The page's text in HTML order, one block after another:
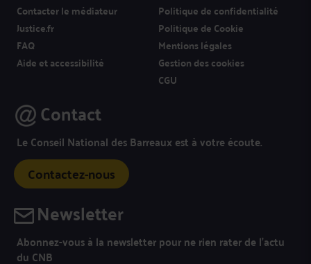
Contacter le médiateur
Justice.fr
FAQ
Aide et accessibilité
Politique de confidentialité
Politique de Cookie
Mentions légales
Gestion des cookies
CGU
Contact
Le Conseil National des Barreaux est à votre écoute.
Contactez-nous
Newsletter
Abonnez-vous à la newsletter pour ne rien rater de l’actu
du CNB